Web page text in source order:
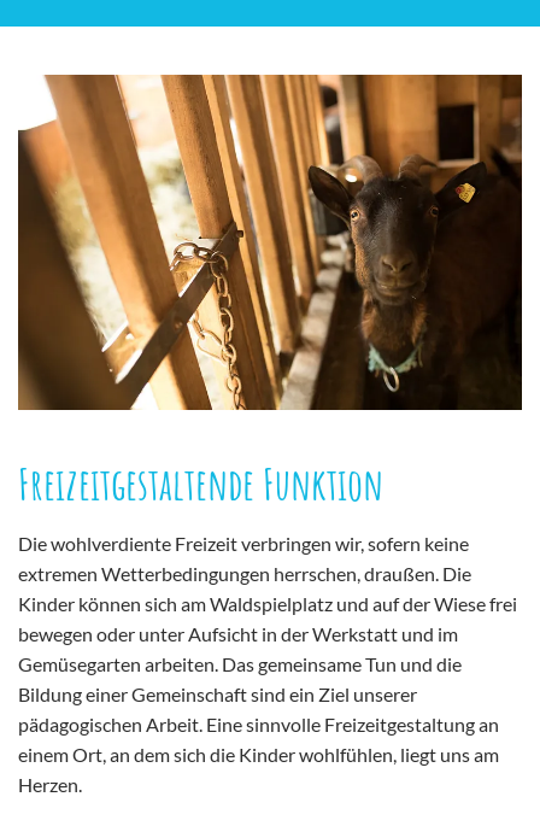
Freizeitgestaltende Funktion
Die wohlverdiente Freizeit verbringen wir, sofern keine
extremen Wetterbedingungen herrschen, draußen. Die
Kinder können sich am Waldspielplatz und auf der Wiese frei
bewegen oder unter Aufsicht in der Werkstatt und im
Gemüsegarten arbeiten. Das gemeinsame Tun und die
Bildung einer Gemeinschaft sind ein Ziel unserer
pädagogischen Arbeit. Eine sinnvolle Freizeitgestaltung an
einem Ort, an dem sich die Kinder wohlfühlen, liegt uns am
Herzen.